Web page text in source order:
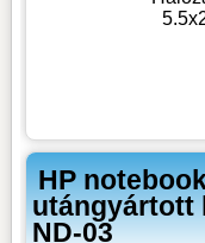
HP
utángyártott
ND-03